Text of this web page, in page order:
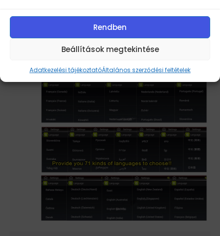
Rendben
Beállítások megtekintése
Adatkezelési tájékoztatóÁltalános szerződési feltételek